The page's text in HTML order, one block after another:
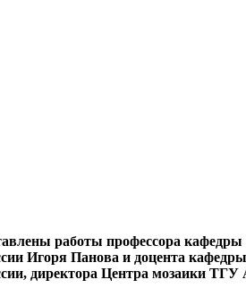
работы профессора
Игоря Панова и доцента
директора Центра мозаики ТГУ